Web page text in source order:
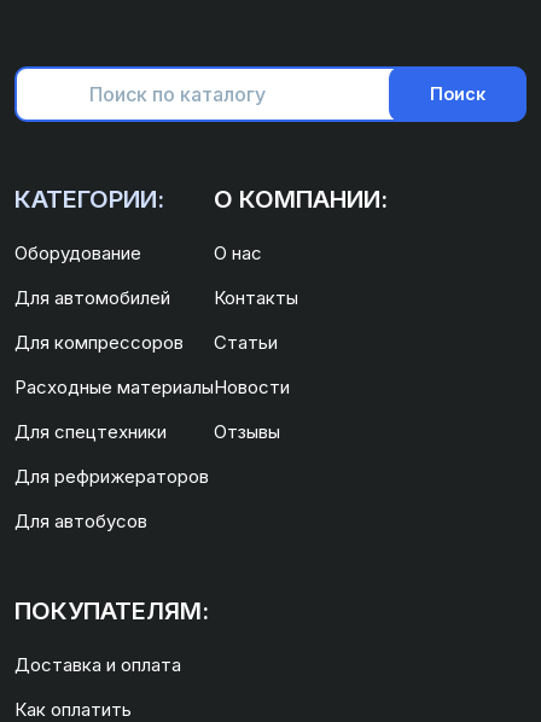
Поиск
КАТЕГОРИИ:
Оборудование
Для автомобилей
Для компрессоров
Расходные материалы
Для спецтехники
Для рефрижераторов
Для автобусов
О КОМПАНИИ:
О нас
Контакты
Статьи
Новости
Отзывы
ПОКУПАТЕЛЯМ:
Доставка и оплата
Как оплатить